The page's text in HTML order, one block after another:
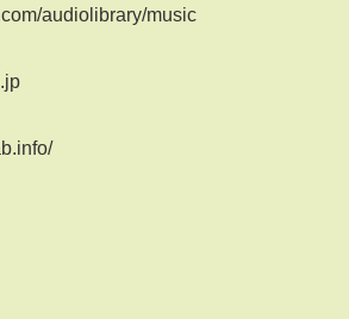
audiolibrary/music